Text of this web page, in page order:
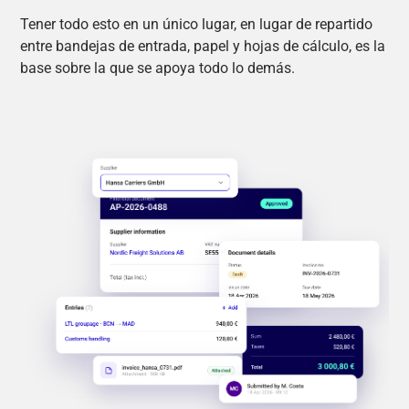
Tener todo esto en un único lugar, en lugar de repartido
entre bandejas de entrada, papel y hojas de cálculo, es la
base sobre la que se apoya todo lo demás.